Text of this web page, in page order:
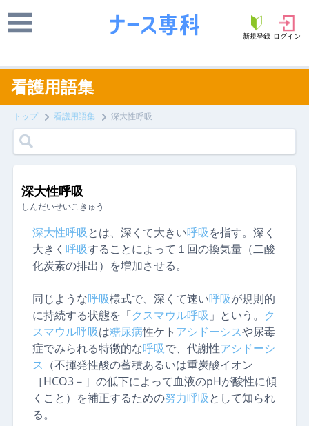
新規登録 ログイン
看護用語集
トップ 看護用語集 深大性呼吸
深大性呼吸
しんだいせいこきゅう
深大性呼吸とは、深くて大きい呼吸を指す。深く
大きく 呼吸することによって１回の換気量（二酸
化炭素の排出）を増加させる。
同じような呼吸様式で、深くて速い呼吸が規則的
に持続する状態を「クスマウル呼吸 」という。 ク
スマウル呼吸は糖尿病性ケト アシドーシスや尿毒
症でみられる特徴的な呼吸で、代謝性アシドーシ
ス （不揮発性酸の蓄積あるいは重炭酸イオン
［HCO3－］の低下によって血液のpHが酸性に傾
くこと）を補正するための努力呼吸として知られ
る。